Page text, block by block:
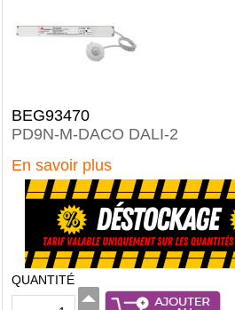
BEG93470
PD9N-M-DACO DALI-2
En savoir plus
QUANTITÉ